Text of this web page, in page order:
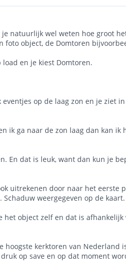
natuurlijk wel weten hoe groot
foto object, de Domtoren
en je kiest Domtoren.
op de laag zon en je ziet
ik ga naar de zon laag dan kan
En dat is leuk, want dan kun je
uitrekenen door naar het eerste
weergegeven op de kaart.
object zelf en dat is afhankelijk
hoogste kerktoren van Nederland
op save en op dat moment